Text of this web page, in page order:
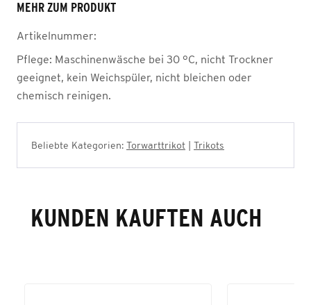
MEHR ZUM PRODUKT
Artikelnummer:
Pflege: Maschinenwäsche bei 30 °C, nicht Trockner
geeignet, kein Weichspüler, nicht bleichen oder
chemisch reinigen.
Beliebte Kategorien: Torwarttrikot Trikots
KUNDEN KAUFTEN AUCH